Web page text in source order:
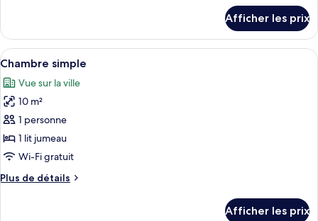
Suite
Junior
Afficher les prix
Afficher
toutes
les
photos
pour
ce
type
chambre :
Une chambre d’hôtel avec un lit,
5
Chambre simple
Vue sur la ville
10 m²
1 personne
1 lit jumeau
Wi-Fi gratuit
Plus de détails
Plus
Afficher les prix